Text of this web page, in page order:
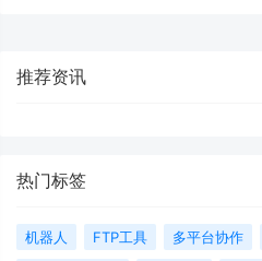
推荐资讯
热门标签
机器人 FTP工具 多平台协作